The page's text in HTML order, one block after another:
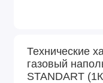
газа можно
Технические
газовый
STANDART